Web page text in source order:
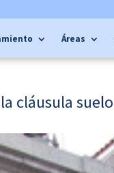
Áreas
cláusula suelo